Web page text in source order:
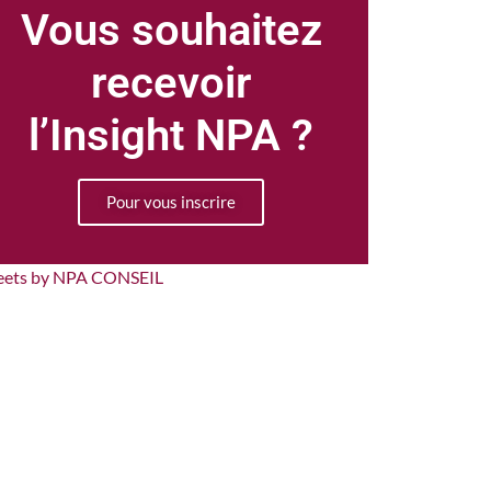
Vous souhaitez
recevoir
l’Insight NPA ?
Pour vous inscrire
by NPA CONSEIL